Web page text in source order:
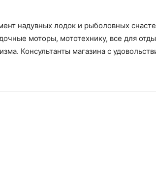
надувных лодок и рыболовных
моторы, мототехнику, все для
Консультанты магазина с